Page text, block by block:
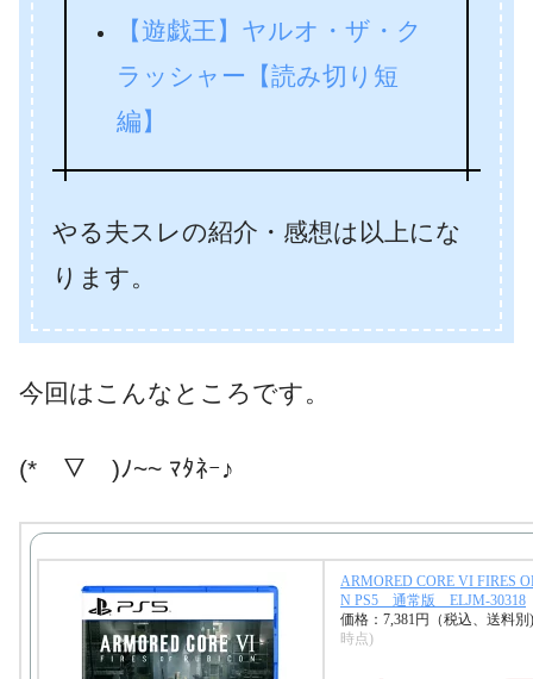
【遊戯王】ヤルオ・ザ・ク
ラッシャー【読み切り短
編】
やる夫スレの紹介・感想は以上にな
ります。
今回はこんなところです。
(*￣▽￣)ﾉ~~ ﾏﾀﾈｰ♪
ARMORED CORE VI FIRES
N PS5 通常版 ELJM-30318
価格：7,381円（税込、送料
時点)